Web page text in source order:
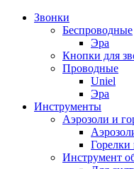
Звонки
Беспроводные
Эра
Кнопки для
Проводные
Uniel
Эра
Инструменты
Аэрозоли и
Инструмент